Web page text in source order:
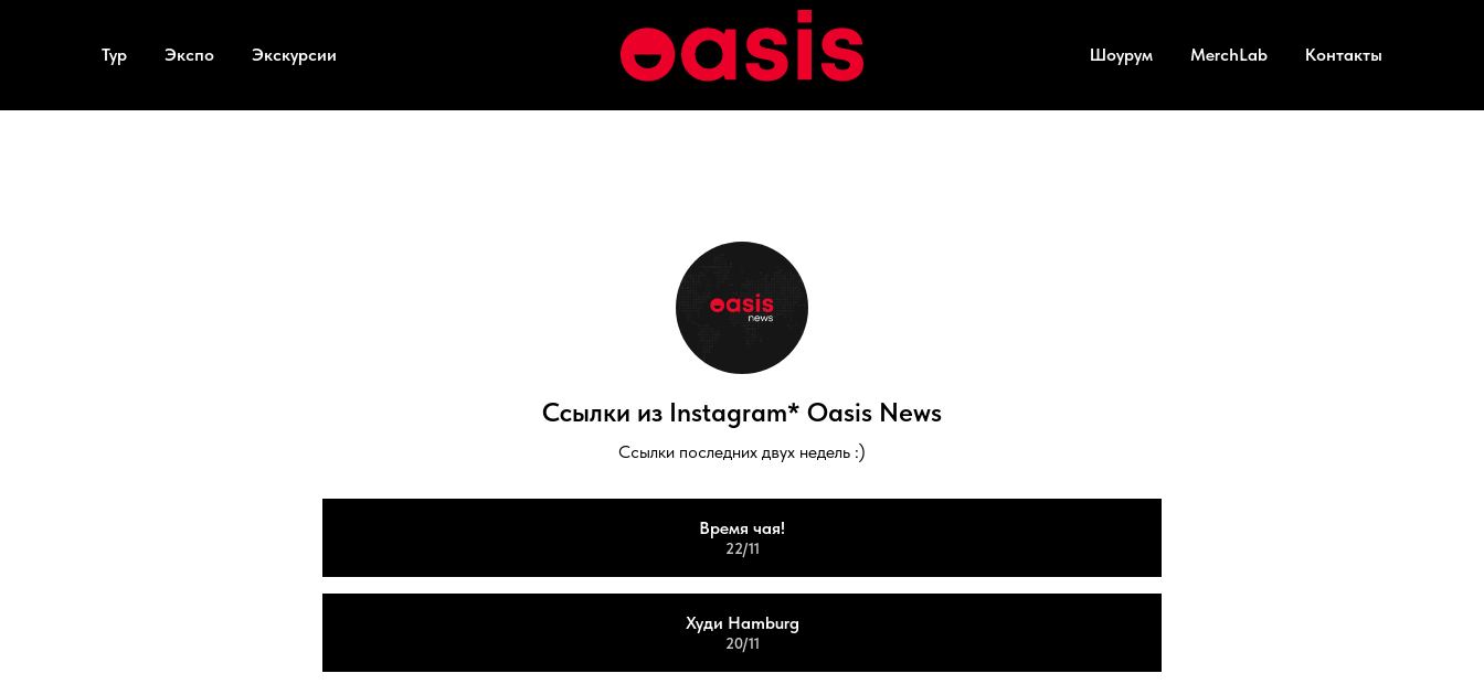
Тур Экспо Экскурсии Шоурум MerchLab Контакты
Ссылки из Instagram* Oasis News
Ссылки последних двух недель :)
Время чая!
22/11
Худи Hamburg
20/11